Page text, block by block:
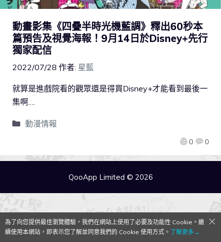
動畫影集《四疊半時光機藍調》釋出60秒本
篇預告及視覺海報！9月14日於Disney+先行
獨家配信
2022/07/28 作者: 星藍
0 0
就算是進戲院看的觀眾還是得買Disney+才能看到最後一
集啊….
動漫情報
QooApp Limited © 2026
為了向您提供最佳瀏覽體驗，我們在網站上使用了必要及功能性 Cookie。繼
續使用本網站，即表示您了解並同意我們的 Cookie 使用方式。 了解更多→